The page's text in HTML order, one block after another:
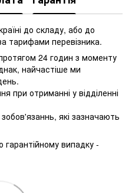
до складу, або до
тарифами перевізника.
24 годин з моменту
найчастіше ми
при отриманні у відділенні
які зазначають
випадку -